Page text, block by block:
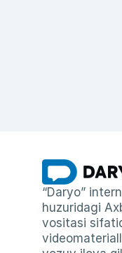
“Daryo”
huzuridagi
vositasi